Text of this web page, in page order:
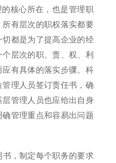
核心所在，也是管理职
有层次的职权落实都要
都是为了提高企业的经
层次的职、责、权、利
有具体的落实步骤。科
理人员签订责任书，确
管理人员也应给出自身
管理重点和容易出问题
，制定每个职务的要求